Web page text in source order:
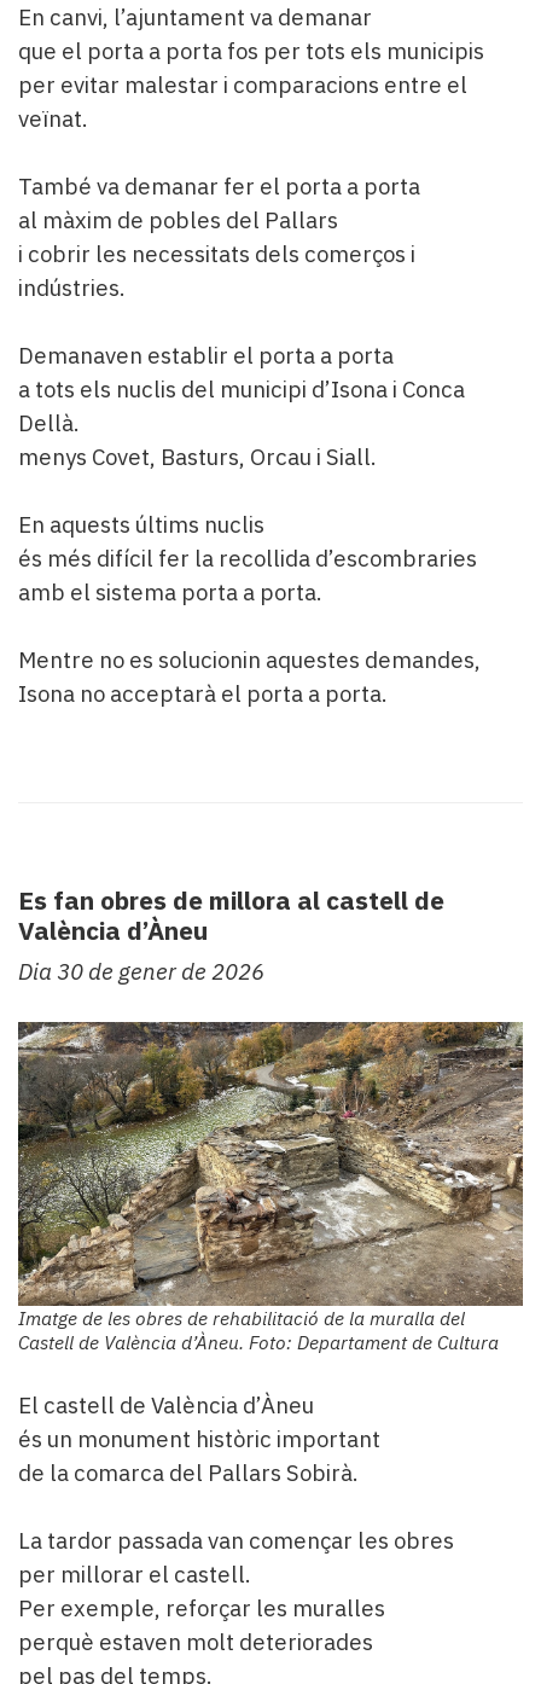
En canvi, l’ajuntament va demanar
que el porta a porta fos per tots els municipis
per evitar malestar i comparacions entre el
veïnat.
També va demanar fer el porta a porta
al màxim de pobles del Pallars
i cobrir les necessitats dels comerços i
indústries.
Demanaven establir el porta a porta
a tots els nuclis del municipi d’Isona i Conca
Dellà.
menys Covet, Basturs, Orcau i Siall.
En aquests últims nuclis
és més difícil fer la recollida d’escombraries
amb el sistema porta a porta.
Mentre no es solucionin aquestes demandes,
Isona no acceptarà el porta a porta.
Es fan obres de millora al castell de
València d’Àneu
Dia 30 de gener de 2026
Imatge de les obres de rehabilitació de la muralla del
Castell de València d’Àneu. Foto: Departament de Cultura
El castell de València d’Àneu
és un monument històric important
de la comarca del Pallars Sobirà.
La tardor passada van començar les obres
per millorar el castell.
Per exemple, reforçar les muralles
perquè estaven molt deteriorades
pel pas del temps.